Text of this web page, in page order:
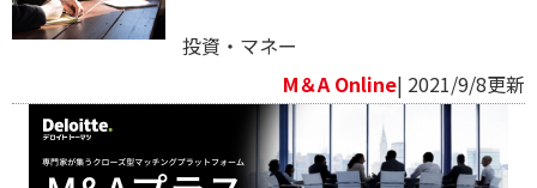
投資・マネー
M＆A Online| 2021/9/8更新